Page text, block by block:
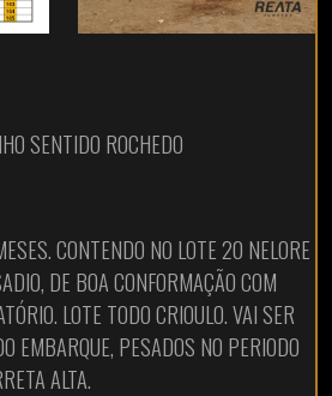
SENTIDO ROCHEDO
CONTENDO NO LOTE 20 NELORE
DE BOA CONFORMAÇÃO COM
LOTE TODO CRIOULO. VAI SER
EMBARQUE, PESADOS NO PERIODO
ALTA.